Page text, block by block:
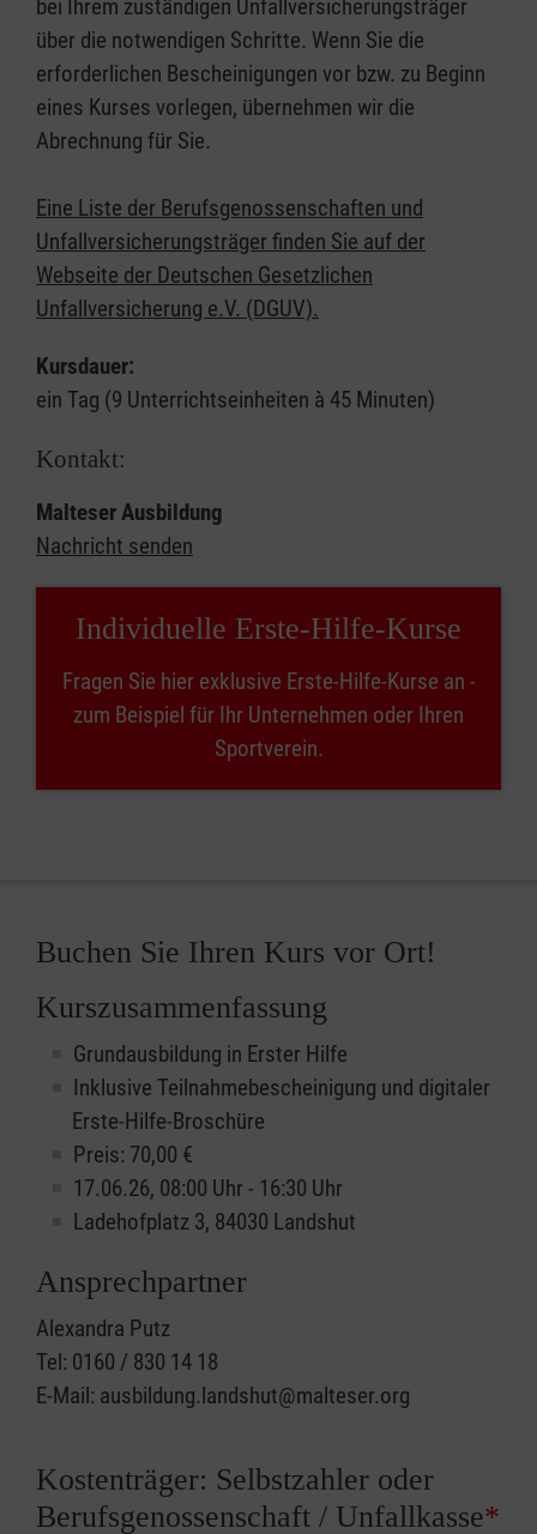
bei Ihrem zuständigen Unfallversicherungsträger
über die notwendigen Schritte. Wenn Sie die
erforderlichen Bescheinigungen vor bzw. zu Beginn
eines Kurses vorlegen, übernehmen wir die
Abrechnung für Sie.
Eine Liste der Berufsgenossenschaften und
Unfallversicherungsträger finden Sie auf der
Webseite der Deutschen Gesetzlichen
Unfallversicherung e.V. (DGUV).
Kursdauer:
ein Tag (9 Unterrichtseinheiten à 45 Minuten)
Kontakt:
Malteser Ausbildung
Nachricht senden
Individuelle Erste-Hilfe-Kurse
Fragen Sie hier exklusive Erste-Hilfe-Kurse an -
zum Beispiel für Ihr Unternehmen oder Ihren
Sportverein.
Buchen Sie Ihren Kurs vor Ort!
Kurszusammenfassung
Grundausbildung in Erster Hilfe
Inklusive Teilnahmebescheinigung und digitaler
Erste-Hilfe-Broschüre
Preis: 70,00 €
17.06.26, 08:00 Uhr - 16:30 Uhr
Ladehofplatz 3, 84030 Landshut
Ansprechpartner
Alexandra Putz
Tel: 0160 / 830 14 18
E-Mail: ausbildung.landshut@malteser.org
Kostenträger: Selbstzahler oder
Berufsgenossenschaft / Unfallkasse*